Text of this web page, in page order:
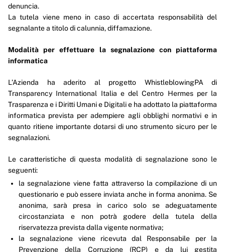
denuncia.
La tutela viene meno in caso di accertata responsabilità del
segnalante a titolo di calunnia, diffamazione.
Modalità per effettuare la segnalazione con piattaforma
informatica
L’Azienda ha aderito al progetto WhistleblowingPA di
Transparency International Italia e del Centro Hermes per la
Trasparenza e i Diritti Umani e Digitali e ha adottato la piattaforma
informatica prevista per adempiere agli obblighi normativi e in
quanto ritiene importante dotarsi di uno strumento sicuro per le
segnalazioni.
Le caratteristiche di questa modalità di segnalazione sono le
seguenti:
la segnalazione viene fatta attraverso la compilazione di un
questionario e può essere inviata anche in forma anonima. Se
anonima, sarà presa in carico solo se adeguatamente
circostanziata e non potrà godere della tutela della
riservatezza prevista dalla vigente normativa;
la segnalazione viene ricevuta dal Responsabile per la
Prevenzione della Corruzione (RCP) e da lui gestita